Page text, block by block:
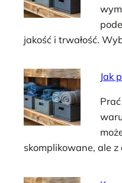
jakość i trwałość.
Jak
skomplikowane, ale